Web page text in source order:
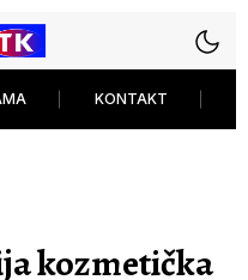
KONTAKT
kozmetička